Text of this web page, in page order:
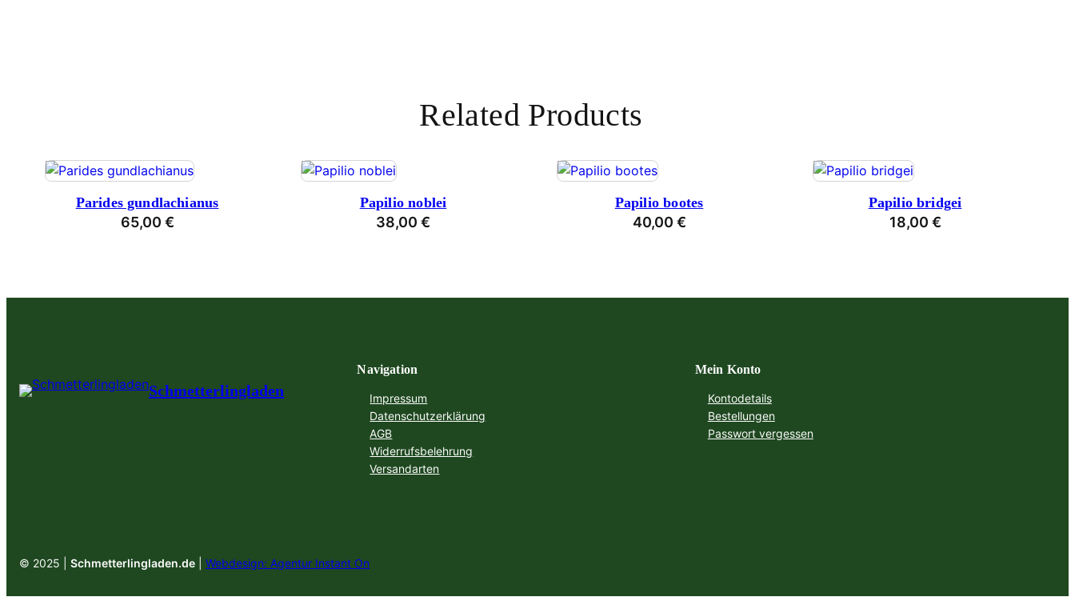
Related Products
Parides gundlachianus
65,00 €
Papilio noblei
38,00 €
Papilio bootes
40,00 €
Papilio bridgei
18,00 €
Schmetterlingladen
Navigation
Impressum
Datenschutzerklärung
AGB
Widerrufsbelehrung
Versandarten
Mein Konto
Kontodetails
Bestellungen
Passwort vergessen
© 2025 | Schmetterlingladen.de Webdesign: Agentur Instant On